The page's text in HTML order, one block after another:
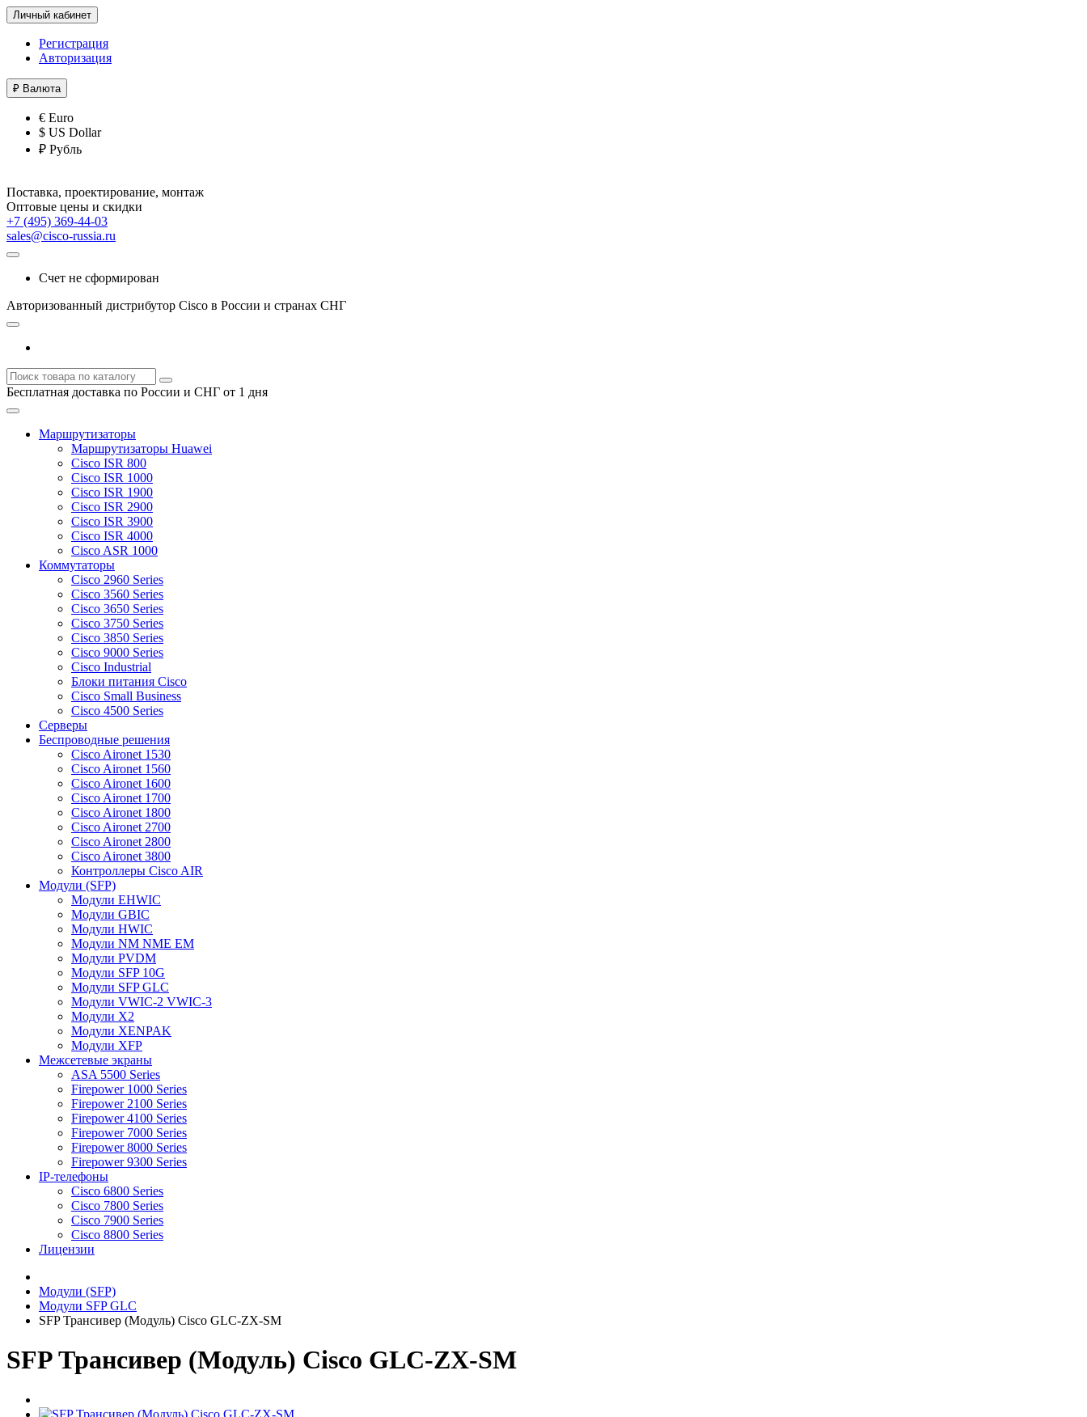
Личный кабинет
Регистрация
Авторизация
₽ Валюта
€ Euro
$ US Dollar
₽ Рубль
Поставка, проектирование, монтаж
Оптовые цены и скидки
+7 (495) 369-44-03
sales@cisco-russia.ru
Счет не сформирован
Авторизованный дистрибутор Cisco в России и странах СНГ
Бесплатная доставка по России и СНГ от 1 дня
Маршрутизаторы
Маршрутизаторы Huawei
Cisco ISR 800
Cisco ISR 1000
Cisco ISR 1900
Cisco ISR 2900
Cisco ISR 3900
Cisco ISR 4000
Cisco ASR 1000
Коммутаторы
Cisco 2960 Series
Cisco 3560 Series
Cisco 3650 Series
Cisco 3750 Series
Cisco 3850 Series
Cisco 9000 Series
Cisco Industrial
Блоки питания Cisco
Cisco Small Business
Cisco 4500 Series
Серверы
Беспроводные решения
Cisco Aironet 1530
Cisco Aironet 1560
Cisco Aironet 1600
Cisco Aironet 1700
Cisco Aironet 1800
Cisco Aironet 2700
Cisco Aironet 2800
Cisco Aironet 3800
Контроллеры Cisco AIR
Модули (SFP)
Модули EHWIC
Модули GBIC
Модули HWIC
Модули NM NME EM
Модули PVDM
Модули SFP 10G
Модули SFP GLC
Модули VWIC-2 VWIC-3
Модули X2
Модули XENPAK
Модули XFP
Межсетевые экраны
ASA 5500 Series
Firepower 1000 Series
Firepower 2100 Series
Firepower 4100 Series
Firepower 7000 Series
Firepower 8000 Series
Firepower 9300 Series
IP-телефоны
Cisco 6800 Series
Cisco 7800 Series
Cisco 7900 Series
Cisco 8800 Series
Лицензии
Модули (SFP)
Модули SFP GLC
SFP Трансивер (Модуль) Cisco GLC-ZX-SM
SFP Трансивер (Модуль) Cisco GLC-ZX-SM